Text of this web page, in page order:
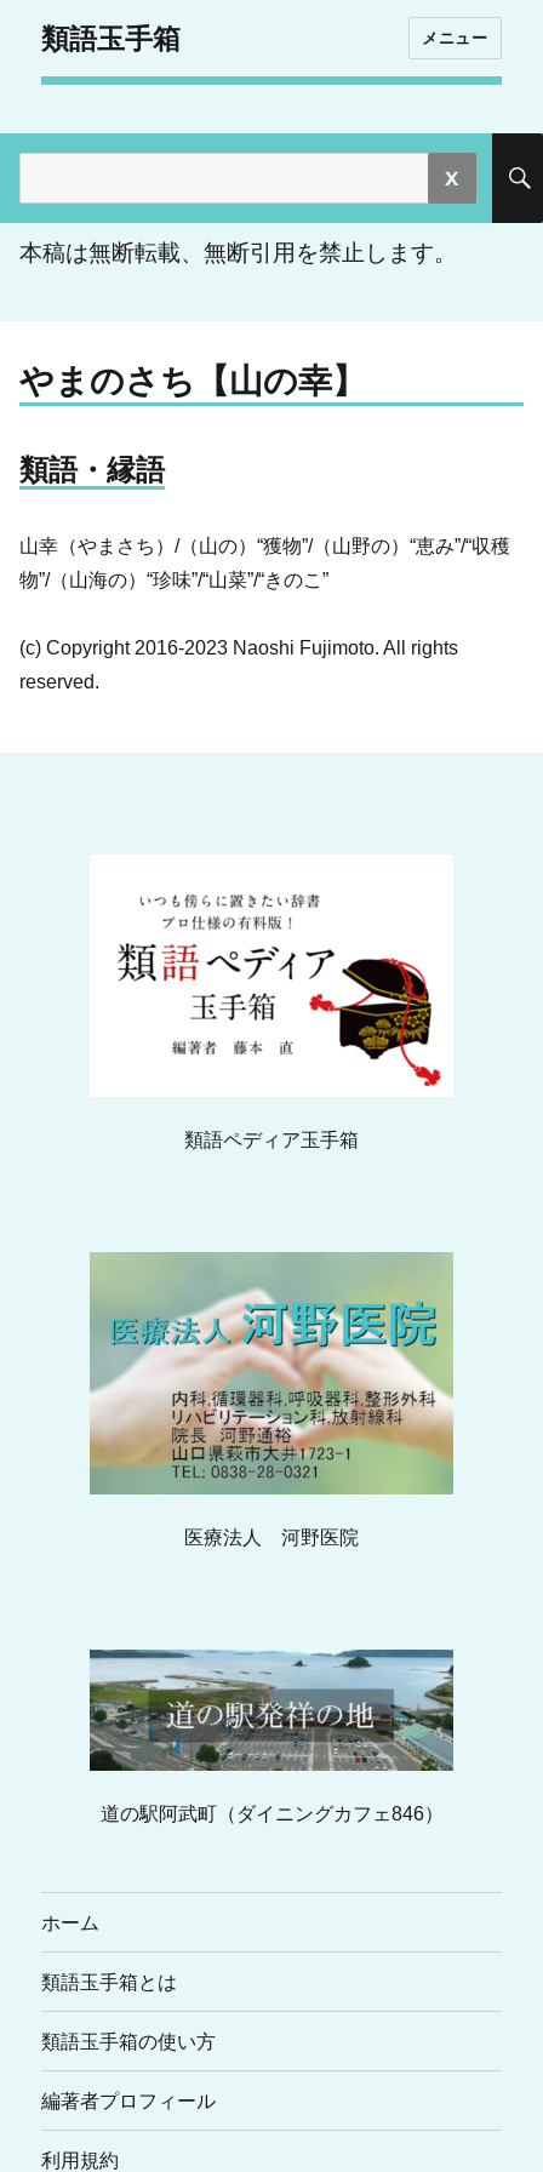
類語玉手箱 メニュー
索:
本稿は無断転載、無断引用を禁止します。
やまのさち【山の幸】
類語・縁語
山幸（やまさち）/（山の）“獲物”/（山野の）“恵み”/“収穫
物”/（山海の）“珍味”/“山菜”/“きのこ”
(c) Copyright 2016-2023 Naoshi Fujimoto. All rights
reserved.
類語ペディア玉手箱
医療法人 河野医院
道の駅阿武町（ダイニングカフェ846）
ホーム
類語玉手箱とは
類語玉手箱の使い方
編著者プロフィール
利用規約